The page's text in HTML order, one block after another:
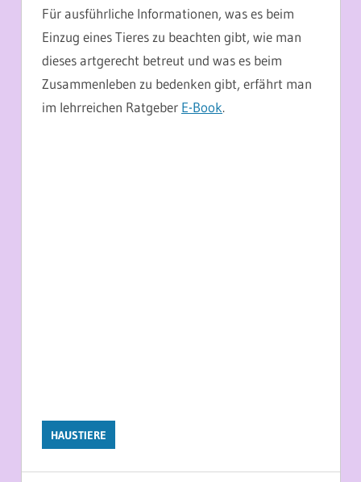
Für ausführliche Informationen, was es beim
Einzug eines Tieres zu beachten gibt, wie man
dieses artgerecht betreut und was es beim
Zusammenleben zu bedenken gibt, erfährt man
im lehrreichen Ratgeber E-Book.
HAUSTIERE